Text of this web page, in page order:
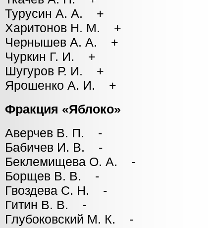
Турусин А. А. +
Харитонов Н. М. +
Чернышев А. А. +
Чуркин Г. И. +
Шугуров Р. И. +
Ярошенко А. И. +
Фракция «Яблоко»
Аверчев В. П. -
Бабичев И. В. -
Беклемищева О. А. -
Борщев В. В. -
Гвоздева С. Н. -
Гитин В. В. -
Глубоковский М. К. -